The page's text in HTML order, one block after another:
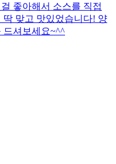
좋아해서 소스를 직접
딱 맞고 맛있었습니다! 양
드셔보세요~^^